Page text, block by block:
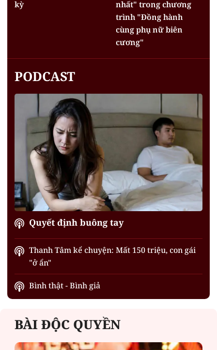
kỳ
nhất" trong chương
trình "Đồng hành
cùng phụ nữ biên
cương"
PODCAST
Quyết định buông tay
Thanh Tâm kể chuyện: Mất 150 triệu, con gái
"ở ẩn"
Bình thật - Bình giả
BÀI ĐỘC QUYỀN